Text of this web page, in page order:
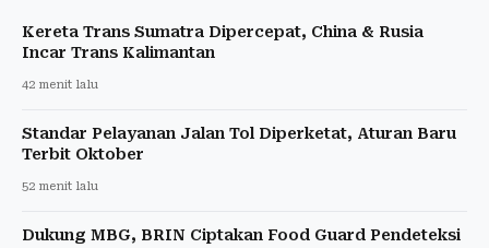
Kereta Trans Sumatra Dipercepat, China & Rusia
Incar Trans Kalimantan
42 menit lalu
Standar Pelayanan Jalan Tol Diperketat, Aturan Baru
Terbit Oktober
52 menit lalu
Dukung MBG, BRIN Ciptakan Food Guard Pendeteksi